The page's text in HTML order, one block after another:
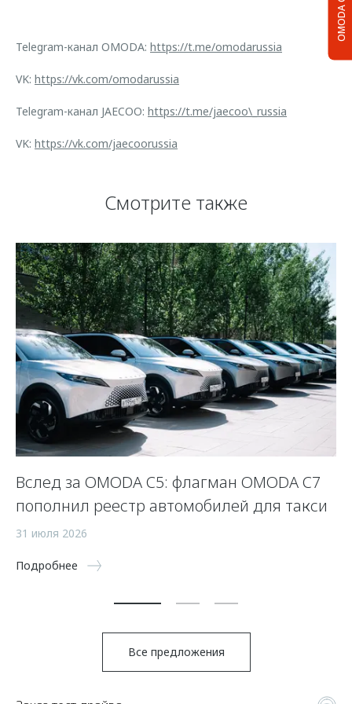
OMODA C5
Telegram-канал OMODA: https://t.me/omodarussia
VK: https://vk.com/omodarussia
Telegram-канал JAECOO: https://t.me/jaecoo\_russia
VK: https://vk.com/jaecoorussia
Смотрите также
Вслед за OMODA C5: флагман OMODA C7
пополнил реестр автомобилей для такси
31 июля 2026
Подробнее
Все предложения